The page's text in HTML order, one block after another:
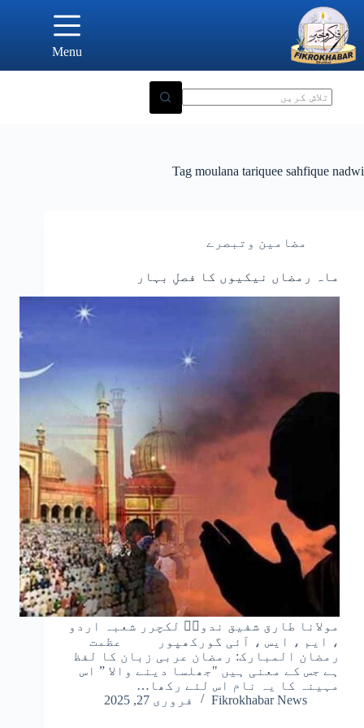
content
Menu
Tag moulana tariquee sahfique nadwi
مضامین وتبصرے
ماہ رمضاں نیکیوں کا فصلِ بہار
مولانا طارق شفیق ندویؔ لکچرر شعبہ اردو
، ایم ، ایس ، آئی گورکھپور عظمت
رمضان المبارک: رمضان عربی زبان کا لفظ
ہے جس کے معنی ہیں "جھلسا دینے والا ” اس
مہینہ کا یہ نام اس لئے رکھا…
Fikrokhabar News
فروری 27, 2025